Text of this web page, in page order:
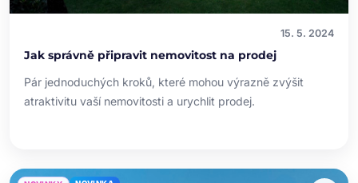
15. 5. 2024
Jak správně připravit nemovitost na prodej
Pár jednoduchých kroků, které mohou výrazně zvýšit
atraktivitu vaší nemovitosti a urychlit prodej.